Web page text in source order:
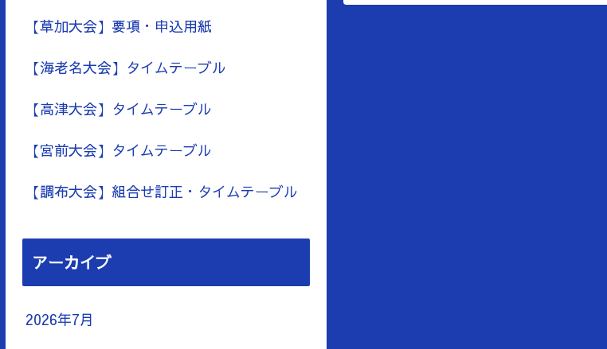
【草加大会】要項・申込用紙
【海老名大会】タイムテーブル
【高津大会】タイムテーブル
【宮前大会】タイムテーブル
【調布大会】組合せ訂正・タイムテーブル
アーカイブ
2026年7月